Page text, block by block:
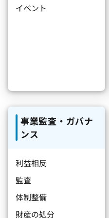
イベント
事業監査・ガバナ
ンス
利益相反
監査
体制整備
財産の処分